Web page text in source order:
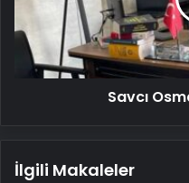
Savcı
İlgili Makaleler